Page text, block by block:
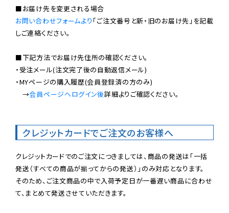
お問い合わせフォームより 「ご注文番号と新・旧のお届け先」を記載
しご連絡ください。
■下記方法でお届け先住所の確認ください。
・受注メール(注文完了後の自動返信メール)
・MYページの購入履歴(会員登録済の方のみ)
→会員ページへログイン後詳細よりご確認ください。
クレジットカードでご注文のお客様へ
クレジットカードでのご注文につきましては、商品の発送は「一括
発送（すべての商品が揃ってからの発送）」のみ対応となります。
そのため、ご注文商品の中で入荷予定日が一番遅い商品に合わせ
て、まとめて発送させていただきます。